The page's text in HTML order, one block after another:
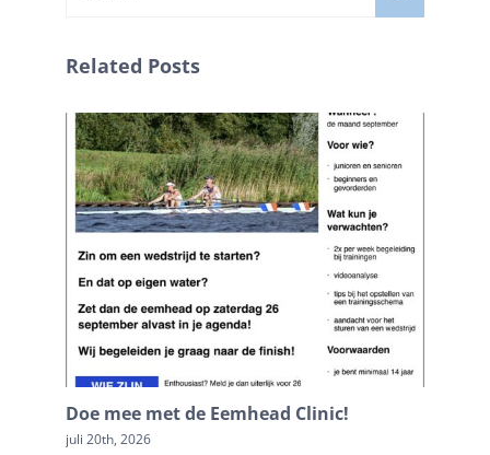
Related Posts
Doe mee met de Eemhead Clinic!
juli 20th, 2026